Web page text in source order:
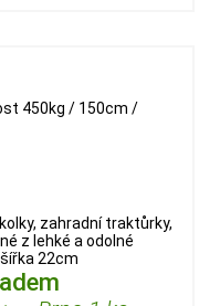
450kg / 150cm /
zahradní traktůrky,
z lehké a odolné
22cm